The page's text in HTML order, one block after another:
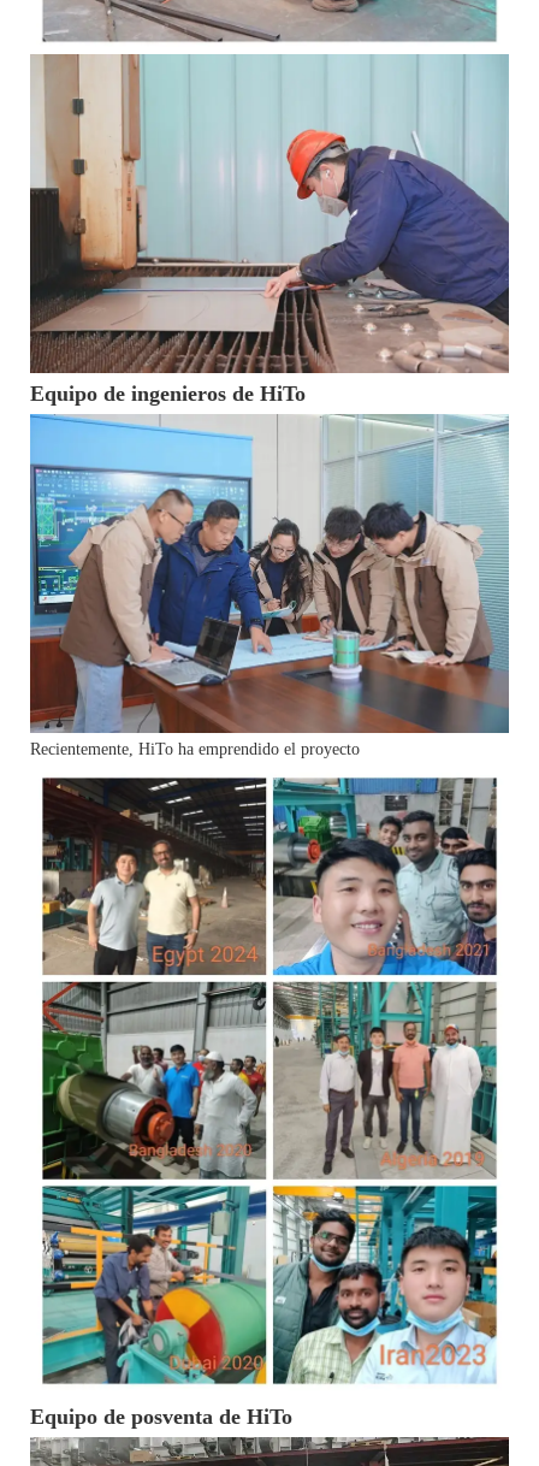
Equipo de ingenieros de HiTo
Recientemente, HiTo ha emprendido el proyecto
Equipo de posventa de HiTo